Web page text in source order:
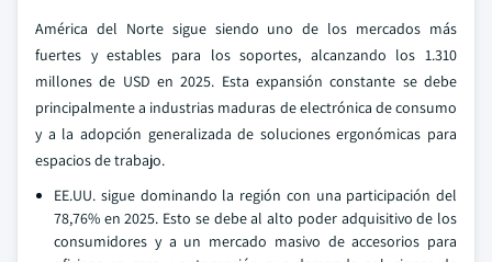
América del Norte sigue siendo uno de los mercados más
fuertes y estables para los soportes, alcanzando los 1.310
millones de USD en 2025. Esta expansión constante se debe
principalmente a industrias maduras de electrónica de consumo
y a la adopción generalizada de soluciones ergonómicas para
espacios de trabajo.
EE.UU. sigue dominando la región con una participación del
78,76% en 2025. Esto se debe al alto poder adquisitivo de los
consumidores y a un mercado masivo de accesorios para